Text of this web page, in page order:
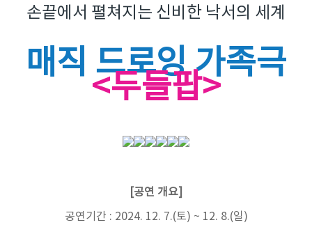
손끝에서 펼쳐지는 신비한 낙서의 세계
매직 드로잉 가족극
<두들팝>
[공연 개요]
공연기간 : 2024. 12. 7.(토) ~ 12. 8.(일)